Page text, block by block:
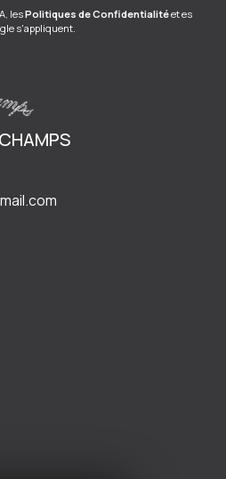
lesPolitiques de Confidentialitéet es
s'appliquent.